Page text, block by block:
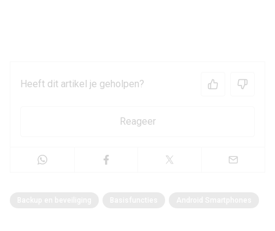
Heeft dit artikel je geholpen?
Reageer